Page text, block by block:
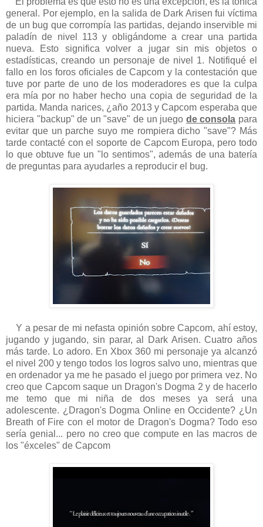
general. Por ejemplo, en la salida de Dark Arisen fui víctima
de un bug que corrompía las partidas, dejando inservible mi
paladín de nivel 113 y obligándome a crear una partida
nueva. Esto significa volver a jugar sin mis objetos o
estadísticas, creando un personaje de nivel 1. Notifiqué el
fallo en los foros oficiales de Capcom y la contestación que
tuve por parte de uno de los moderadores es que la culpa
era mía por no haber hecho una copia de seguridad de la
partida. Manda narices, ¿año 2013 y Capcom esperaba que
hiciera "backup" de un "save" de un juego de consola para
evitar que un parche suyo me rompiera dicho "save"? Más
tarde contacté con el soporte de Capcom Europa, pero todo
lo que obtuve fue un "lo sentimos", además de una batería
de preguntas para ayudarles a reproducir el bug.
Y a pesar de mi nefasta opinión sobre Capcom, ahí estoy,
jugando y jugando, sin parar, al Dark Arisen. Cuatro años
más tarde. Lo adoro. En Xbox 360 mi personaje ya alcanzó
el nivel 200 y tengo todos los logros salvo uno, mientras que
en ordenador ya me he pasado el juego por primera vez. No
creo que Capcom saque un Dragon's Dogma 2 y de hacerlo
me temo que mi niña de dos meses ya será una
adolescente. ¿Dragon's Dogma Online en Occidente? ¿Un
Breath of Fire con el motor de Dragon's Dogma? Todo eso
sería genial... pero no creo que compute en las macros de
los "éxceles" de Capcom